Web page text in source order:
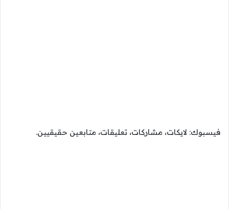
فيسبوك: لايكات، مشاركات، تعليقات، متابعين حقيقيين.